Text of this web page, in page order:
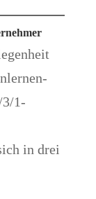
3/1-
in drei